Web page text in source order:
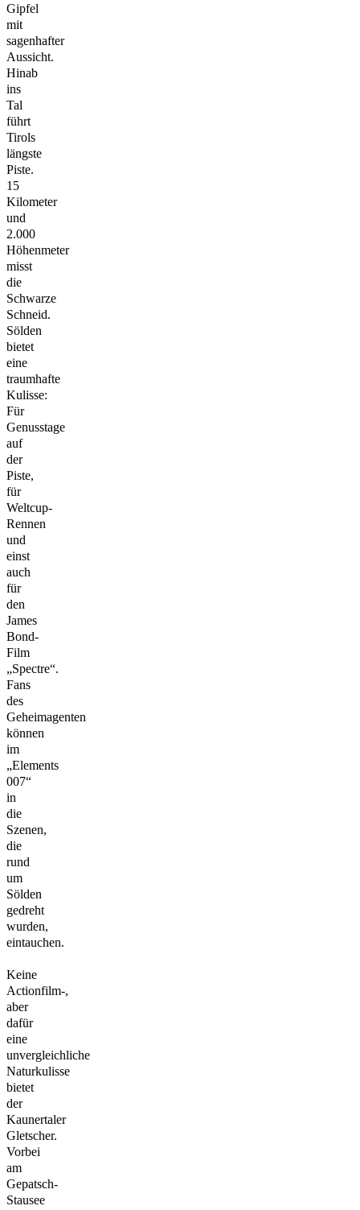
Gipfel
mit
sagenhafter
Aussicht.
Hinab
ins
Tal
führt
Tirols
längste
Piste.
15
Kilometer
und
2.000
Höhenmeter
misst
die
Schwarze
Schneid.
Sölden
bietet
eine
traumhafte
Kulisse:
Für
Genusstage
auf
der
Piste,
für
Weltcup-
Rennen
und
einst
auch
für
den
James
Bond-
Film
„Spectre“.
Fans
des
Geheimagenten
können
im
„Elements
007“
in
die
Szenen,
die
rund
um
Sölden
gedreht
wurden,
eintauchen.
Keine
Actionfilm-,
aber
dafür
eine
unvergleichliche
Naturkulisse
bietet
der
Kaunertaler
Gletscher.
Vorbei
am
Gepatsch-
Stausee